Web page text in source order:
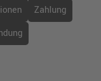
Cyan
Zahlung